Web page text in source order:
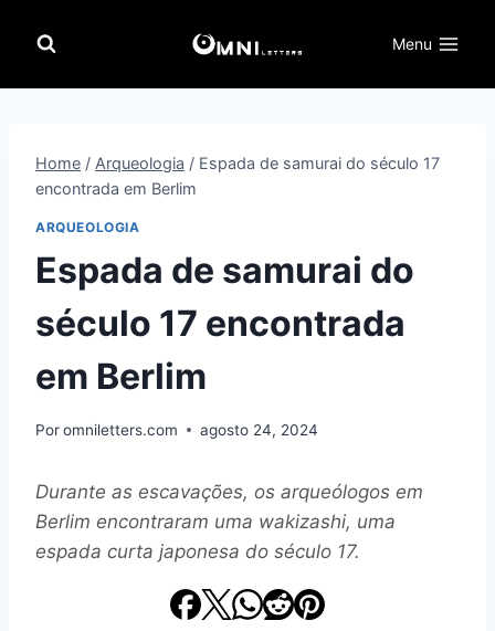
para
Menu
Home / Arqueologia / Espada de samurai do século 17
encontrada em Berlim
ARQUEOLOGIA
Espada de samurai do
século 17 encontrada
em Berlim
Poromniletters.com agosto 24, 2024
Durante as escavações, os arqueólogos em
Berlim encontraram uma wakizashi, uma
espada curta japonesa do século 17.